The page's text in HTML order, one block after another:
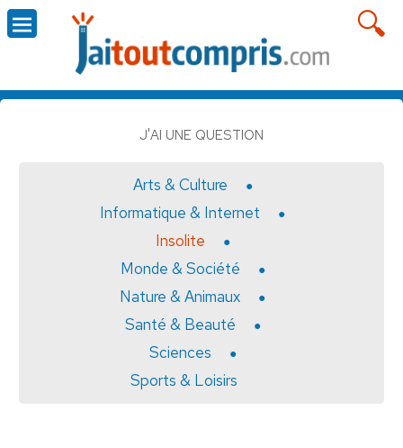
J'AI UNE QUESTION
Arts & Culture
Informatique & Internet
Insolite
Monde & Société
Nature & Animaux
Santé & Beauté
Sciences
Sports & Loisirs